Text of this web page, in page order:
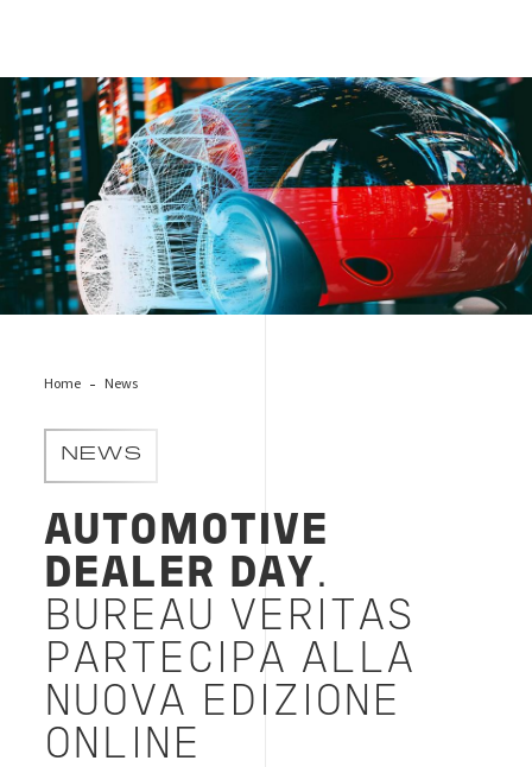
automotive-tecnologia
Home News
NEWS
AUTOMOTIVE
DEALER DAY .
BUREAU VERITAS
PARTECIPA ALLA
NUOVA EDIZIONE
ONLINE